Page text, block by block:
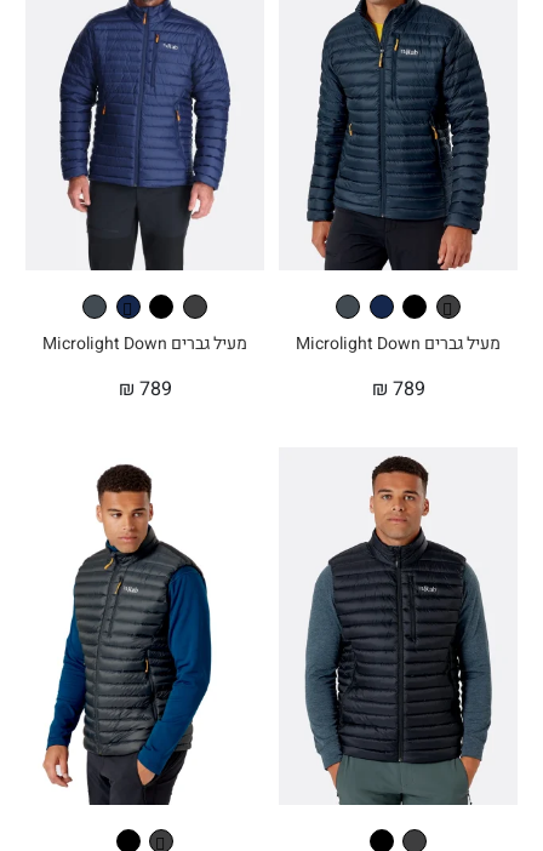
מעיל גברים Microlight Down
₪ 789
מעיל גברים Microlight Down
₪ 789